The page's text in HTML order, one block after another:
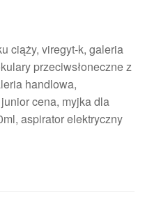
ciąży, viregyt-k, galeria
przeciwsłoneczne z
handlowa,
cena, myjka dla
aspirator elektryczny